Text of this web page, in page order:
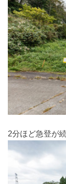
2分ほど急登が